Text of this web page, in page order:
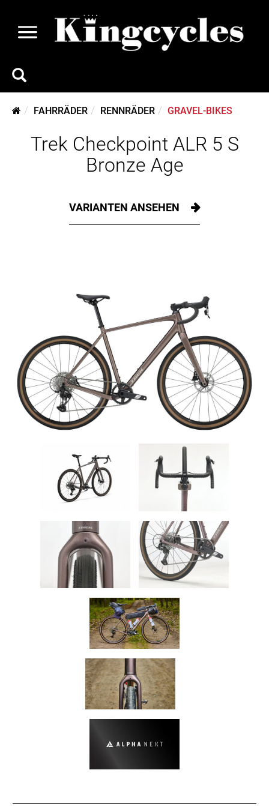
FAHRRÄDER RENNRÄDER GRAVEL-BIKES
Trek Checkpoint ALR 5 S
Bronze Age
VARIANTEN ANSEHEN